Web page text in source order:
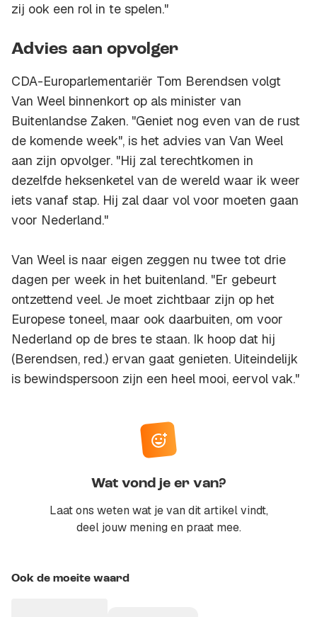
zij ook een rol in te spelen."
Advies aan opvolger
CDA-Europarlementariër Tom Berendsen volgt
Van Weel binnenkort op als minister van
Buitenlandse Zaken. "Geniet nog even van de rust
de komende week", is het advies van Van Weel
aan zijn opvolger. "Hij zal terechtkomen in
dezelfde heksenketel van de wereld waar ik weer
iets vanaf stap. Hij zal daar vol voor moeten gaan
voor Nederland."
Van Weel is naar eigen zeggen nu twee tot drie
dagen per week in het buitenland. "Er gebeurt
ontzettend veel. Je moet zichtbaar zijn op het
Europese toneel, maar ook daarbuiten, om voor
Nederland op de bres te staan. Ik hoop dat hij
(Berendsen, red.) ervan gaat genieten. Uiteindelijk
is bewindspersoon zijn een heel mooi, eervol vak."
Wat vond je er van?
Laat ons weten wat je van dit artikel vindt,
deel jouw mening en praat mee.
Ook de moeite waard